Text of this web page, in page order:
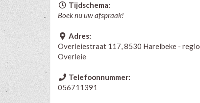
Tijdschema:
Boek nu uw afspraak!
Adres:
Overleiestraat 117, 8530 Harelbeke - regio
Overleie
Telefoonnummer:
056711391